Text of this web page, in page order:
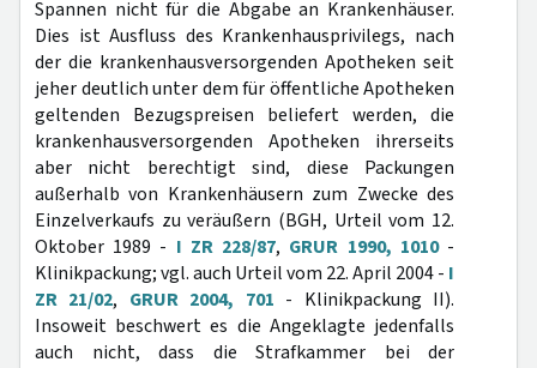
Spannen nicht für die Abgabe an Krankenhäuser.
Dies ist Ausfluss des Krankenhausprivilegs, nach
der die krankenhausversorgenden Apotheken seit
jeher deutlich unter dem für öffentliche Apotheken
geltenden Bezugspreisen beliefert werden, die
krankenhausversorgenden Apotheken ihrerseits
aber nicht berechtigt sind, diese Packungen
außerhalb von Krankenhäusern zum Zwecke des
Einzelverkaufs zu veräußern (BGH, Urteil vom 12.
Oktober 1989 - I ZR 228/87, GRUR 1990, 1010-
Klinikpackung; vgl. auch Urteil vom 22. April 2004 - I
ZR 21/02, GRUR 2004, 701 - Klinikpackung II).
Insoweit beschwert es die Angeklagte jedenfalls
auch nicht, dass die Strafkammer bei der